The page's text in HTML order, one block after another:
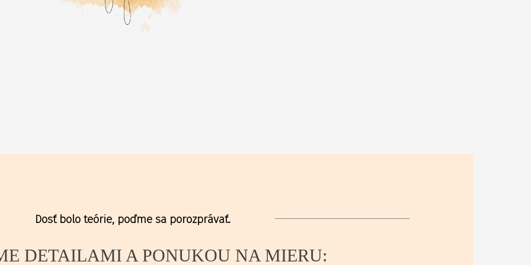
Dosť bolo teórie, poďme sa porozprávať.
DETAILAMI A PONUKOU NA MIERU: